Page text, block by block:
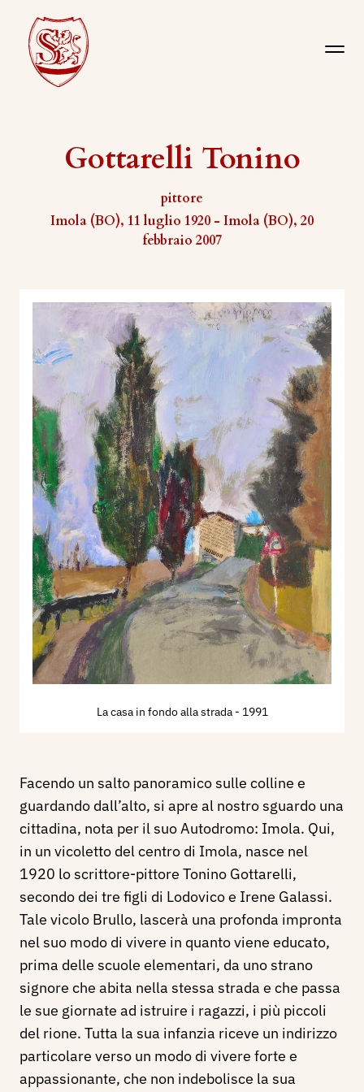
Gottarelli Tonino
pittore
Imola (BO), 11 luglio 1920 - Imola (BO), 20
febbraio 2007
La casa in fondo alla strada - 1991
Facendo un salto panoramico sulle colline e
guardando dall’alto, si apre al nostro sguardo una
cittadina, nota per il suo Autodromo: Imola. Qui,
in un vicoletto del centro di Imola, nasce nel
1920 lo scrittore-pittore Tonino Gottarelli,
secondo dei tre figli di Lodovico e Irene Galassi.
Tale vicolo Brullo, lascerà una profonda impronta
nel suo modo di vivere in quanto viene educato,
prima delle scuole elementari, da uno strano
signore che abita nella stessa strada e che passa
le sue giornate ad istruire i ragazzi, i più piccoli
del rione. Tutta la sua infanzia riceve un indirizzo
particolare verso un modo di vivere forte e
appassionante, che non indebolisce la sua